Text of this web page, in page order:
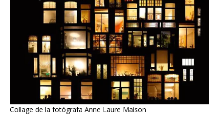
Collage de la fotógrafa Anne Laure Maison